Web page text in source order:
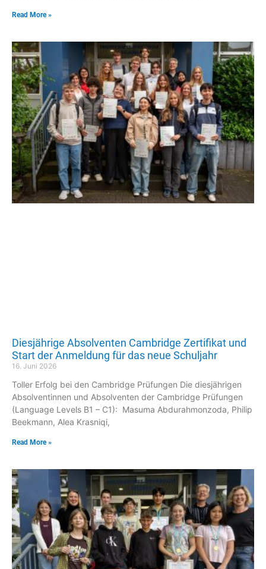
Read More »
Diesjährige Absolventen Cambridge Zertifikat und
Start der Anmeldung für das neue Schuljahr
16. Juni 2026
Toller Erfolg bei den Cambridge Prüfungen Die diesjährigen
Absolventinnen und Absolventen der Cambridge Prüfungen
(Language Levels B1 – C1): Masuma Abdurahmonzoda, Philip
Beekmann, Alea Krasniqi,
Read More »